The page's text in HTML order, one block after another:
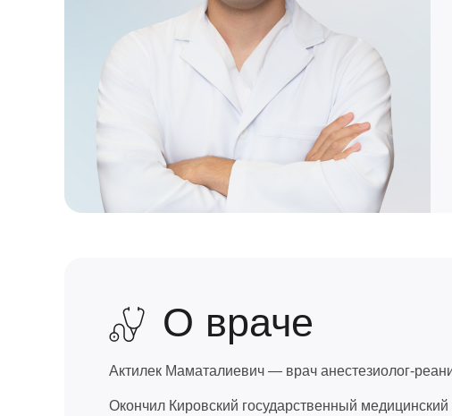
О враче
Актилек Маматалиевич — врач анестезиолог-
Окончил Кировский государственный